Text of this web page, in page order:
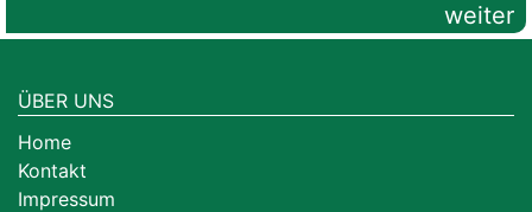
weiter
ÜBER UNS
Home
Kontakt
Impressum